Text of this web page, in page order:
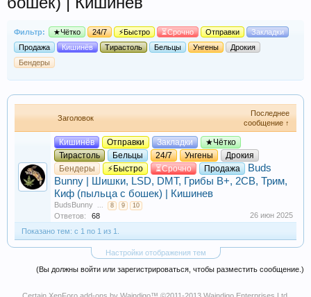
Фильтр: ★Чётко 24/7 ⚡Быстро ⏳Срочно Отправки
Закладки
Продажа
Кишинёв Тирастоль Бельцы Унгены
Дрокия
Бендеры
Заголовок
Последнее
сообщение ↑
Кишинёв Отправки Закладки
★Чётко
Тирастоль
Бельцы 24/7 Унгены
Дрокия
Бендеры
⚡Быстро ⏳Срочно Продажа
Buds
Bunny | Шишки, LSD, DMT, Грибы B+, 2СB, Трим,
Киф (пыльца с бошек) | Кишинев
BudsBunny ... 8 9 10
Ответов: 68
26 июн 2025
Показано тем: с 1 по 1 из 1.
Настройки отображения тем
(Вы должны войти или зарегистрироваться, чтобы разместить сообщение.)